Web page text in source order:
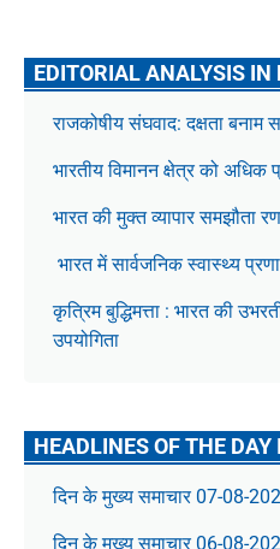
EDITORIAL ANALYSIS IN
राजकोषीय संघवाद: दक्षता बनाम
भारतीय विमानन क्षेत्र को अधिक
भारत की मुक्त व्यापार समझौता
भारत में सार्वजनिक स्वास्थ्य
कृत्रिम बुद्धिमत्ता : भारत की
उपयोगिता
HEADLINES OF THE DAY
दिन के मुख्य समाचार 07-08-
दिन के मुख्य समाचार 06-08-